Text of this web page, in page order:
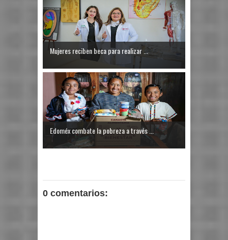
Mujeres reciben beca para realizar ...
Edoméx combate la pobreza a través ...
0 comentarios: